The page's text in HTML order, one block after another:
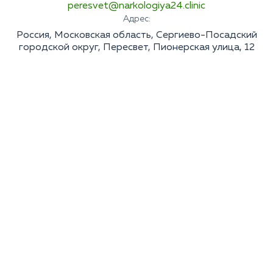
peresvet@narkologiya24.clinic
Адрес:
Россия, Московская область, Сергиево-Посадский
городской округ, Пересвет, Пионерская улица, 12